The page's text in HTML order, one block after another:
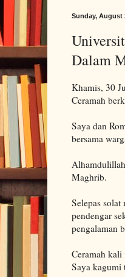
Sunday, August
Dalam
Khamis, 30
Ceramah
Saya dan
bersama
Maghrib.
Selepas
pendengar
pengalaman
Ceramah
Saya kagumi